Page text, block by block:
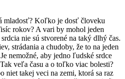
mladosť? Koľko je dosť človeku
rokov? A vari by mohol jeden
nie sú stvorené na taký dlhý čas.
strádania a chudoby, že to na jeden
nemožné, aby jedno ľudské srdce
veľa času a o toľko viac bolesti?
niet takej veci na zemi, ktorá sa raz